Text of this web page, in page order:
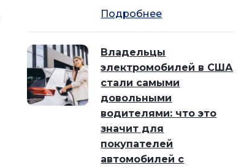
Подробнее
Владельцы
электромобилей в США
стали самыми
довольными
водителями: что это
значит для
покупателей
автомобилей с